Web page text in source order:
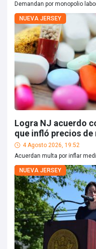
Demandan por monopolio
NUEVA JERSEY
Logra NJ acuerdo
que infló precios de
4 Agosto 2026, 19:52
Acuerdan multa por inflar
NUEVA JERSEY